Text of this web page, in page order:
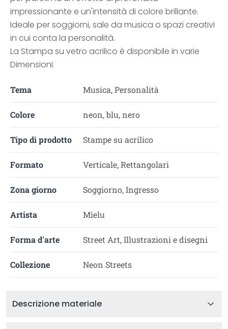
impressionante e un'intensità di colore brillante.
Ideale per soggiorni, sale da musica o spazi creativi
in cui conta la personalità.
La Stampa su vetro acrilico è disponibile in varie
Dimensioni.
Tema Musica, Personalità
Colore neon, blu, nero
Tipo di prodotto Stampe su acrilico
Formato Verticale, Rettangolari
Zona giorno Soggiorno, Ingresso
Artista Mielu
Forma d'arte Street Art, Illustrazioni e disegni
Collezione Neon Streets
Descrizione materiale